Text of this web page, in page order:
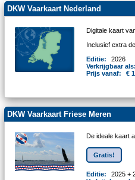
DKW Vaarkaart Nederland
Digitale kaart
Inclusief extra
Editie:
2026
Verkrijgbaar
Prijs vanaf:
€
DKW Vaarkaart Friese Meren
De ideale kaart
Gratis!
Editie:
2025 +